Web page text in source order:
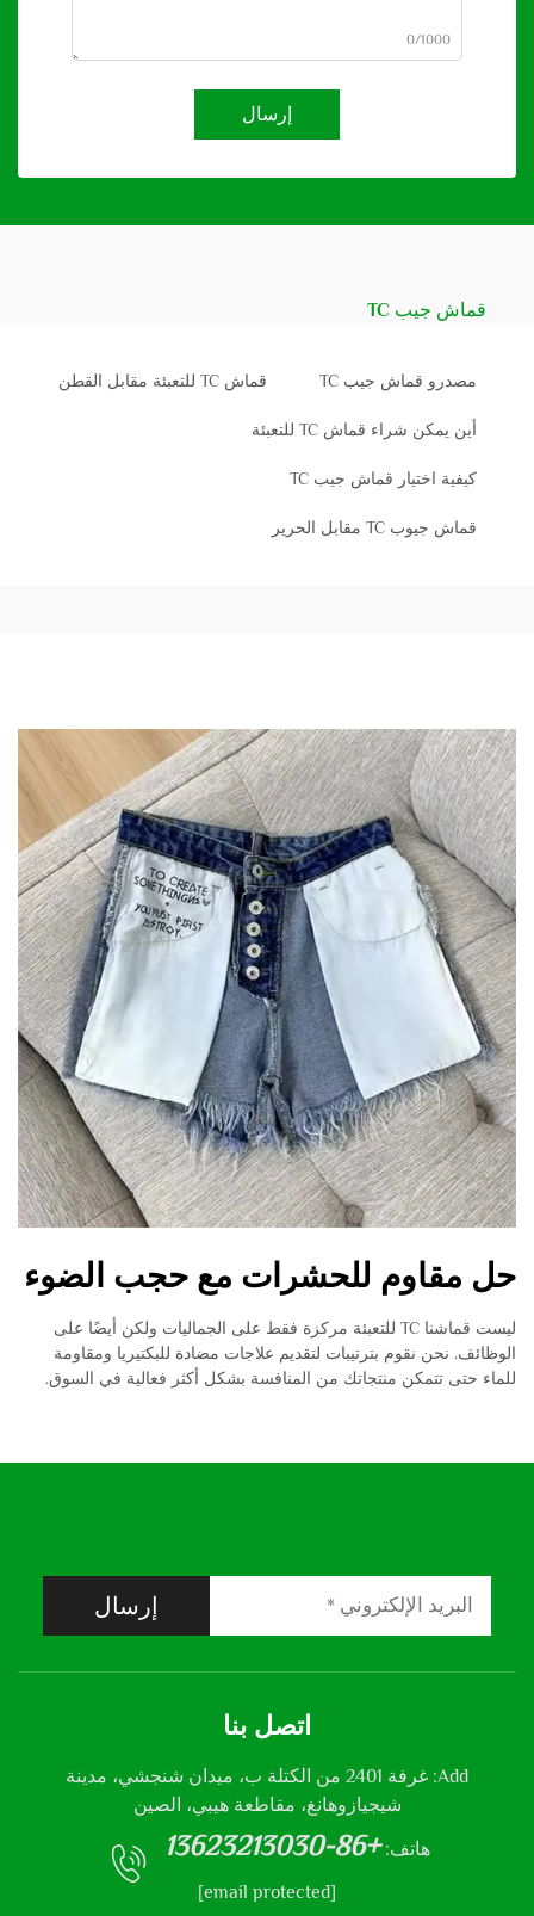
0/1000
إرسال
قماش جيب TC
مصدرو قماش جيب TC قماش TC للتعبئة مقابل القطن
أين يمكن شراء قماش TC للتعبئة
كيفية اختيار قماش جيب TC
قماش جيوب TC مقابل الحرير
حل مقاوم للحشرات مع حجب الضوء
ليست قماشنا TC للتعبئة مركزة فقط على الجماليات ولكن أيضًا على
الوظائف. نحن نقوم بترتيبات لتقديم علاجات مضادة للبكتيريا ومقاومة
للماء حتى تتمكن منتجاتك من المنافسة بشكل أكثر فعالية في السوق.
إرسال
اتصل بنا
Add: غرفة 2401 من الكتلة ب، ميدان شنجشي، مدينة
شيجيازوهانغ، مقاطعة هيبي، الصين
هاتف: +86-13623213030
[email protected]